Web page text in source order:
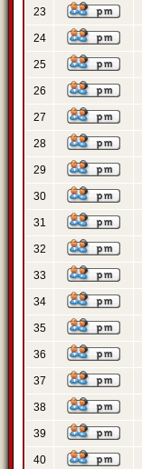
23
24
25
26
27
28
29
30
31
32
33
34
35
36
37
38
39
40